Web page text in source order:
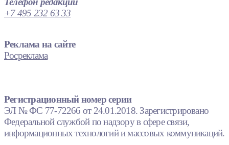
+7 495 232 63 33
Реклама на сайте
Росреклама
Регистрационный номер серии
ЭЛ № ФС 77-72266 от 24.01.2018. Зарегистрировано
Федеральной службой по надзору в сфере связи,
информационных технологий и массовых коммуникаций.